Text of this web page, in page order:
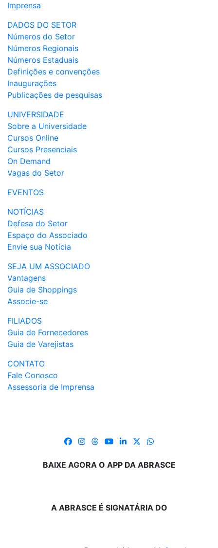
Imprensa
DADOS DO SETOR
Números do Setor
Números Regionais
Números Estaduais
Definições e convenções
Inaugurações
Publicações de pesquisas
UNIVERSIDADE
Sobre a Universidade
Cursos Online
Cursos Presenciais
On Demand
Vagas do Setor
EVENTOS
NOTÍCIAS
Defesa do Setor
Espaço do Associado
Envie sua Notícia
SEJA UM ASSOCIADO
Vantagens
Guia de Shoppings
Associe-se
FILIADOS
Guia de Fornecedores
Guia de Varejistas
CONTATO
Fale Conosco
Assessoria de Imprensa
BAIXE AGORA O APP DA ABRASCE
A ABRASCE É SIGNATÁRIA DO